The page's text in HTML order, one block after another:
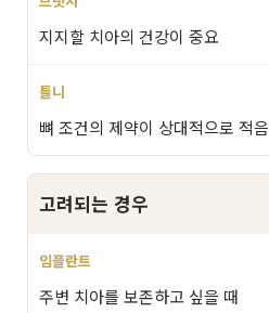
지지할 치아의 건강이 중요
뼈 조건의 제약이 상대적으로 적음
고려되는 경우
주변 치아를 보존하고 싶을 때